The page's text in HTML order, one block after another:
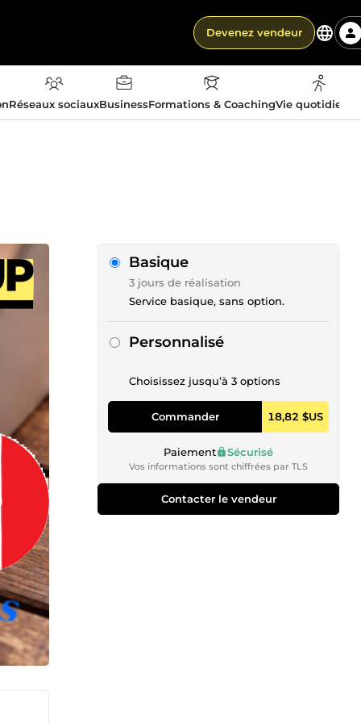
Devenez vendeur
Réseaux sociauxBusinessFormations & CoachingVie
Basique
3 jours de réalisation
Service basique, sans option.
Personnalisé
Choisissez jusqu’à 3 options
Commander 18,82 $US
Paiement Sécurisé
Vos informations sont chiffrées par TLS
Contacter le vendeur